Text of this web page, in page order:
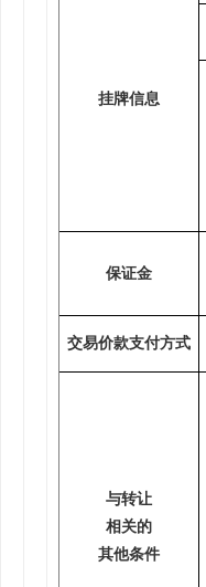
挂牌信息
保证金
交易价款支付方式
与转让
相关的
其他条件